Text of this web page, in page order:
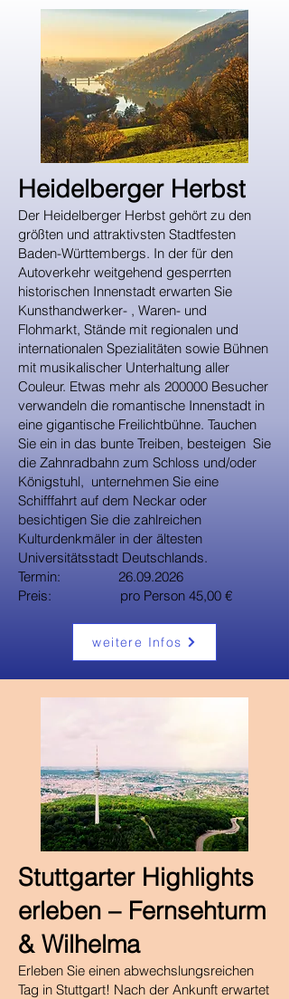
​Heidelberger Herbst
Der Heidelberger Herbst gehört zu den
größten und attraktivsten Stadtfesten
Baden-Württembergs. In der für den
Autoverkehr weitgehend gesperrten
historischen Innenstadt erwarten Sie
Kunsthandwerker- , Waren- und
Flohmarkt, Stände mit regionalen und
internationalen Spezialitäten sowie Bühnen
mit musikalischer Unterhaltung aller
Couleur. Etwas mehr als 200000 Besucher
verwandeln die romantische Innenstadt in
eine gigantische Freilichtbühne. Tauchen
Sie ein in das bunte Treiben, besteigen Sie
die Zahnradbahn zum Schloss und/oder
Königstuhl, unternehmen Sie eine
Schifffahrt auf dem Neckar oder
besichtigen Sie die zahlreichen
Kulturdenkmäler in der ältesten
Universitätsstadt Deutschlands.
Termin: 26.09.2026
Preis: pro Person 45,00 €
weitere Infos
​Stuttgarter Highlights
erleben – Fernsehturm
& Wilhelma
Erleben Sie einen abwechslungsreichen
Tag in Stuttgart! Nach der Ankunft erwartet